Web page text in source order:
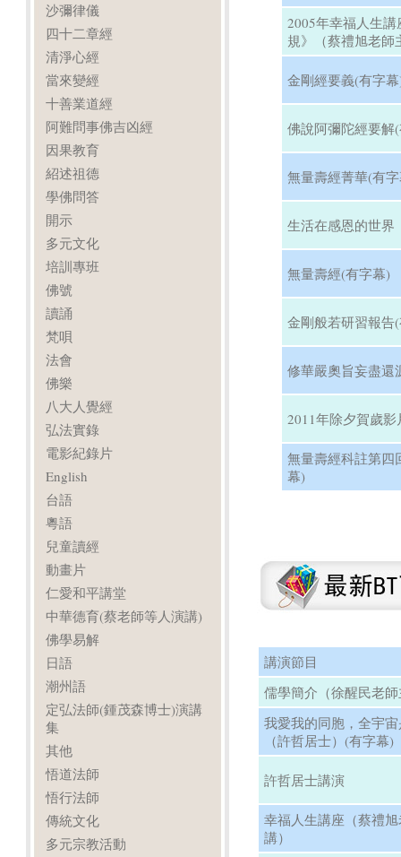
沙彌律儀
四十二章經
清淨心經
當來變經
十善業道經
阿難問事佛吉凶經
因果教育
紹述祖德
學佛問答
開示
多元文化
培訓專班
佛號
讀誦
梵唄
法會
佛樂
八大人覺經
弘法實錄
電影紀錄片
English
台語
粵語
兒童讀經
動畫片
仁愛和平講堂
中華德育(蔡老師等人演講)
佛學易解
日語
潮州語
定弘法師(鍾茂森博士)演講
集
其他
悟道法師
悟行法師
傳統文化
多元宗教活動
2005年幸福人生
規》（蔡禮旭老師
金剛經要義(有字
佛說阿彌陀經要解
無量壽經菁華(有
生活在感恩的世界
無量壽經(有字幕)
金剛般若研習報告
修華嚴奧旨妄盡還
2011年除夕賀歲
無量壽經科註第四
幕)
講演節目
儒學簡介（徐醒民老
我愛我的同胞，全宇
（許哲居士）(有字幕)
許哲居士講演
幸福人生講座（蔡禮
講）